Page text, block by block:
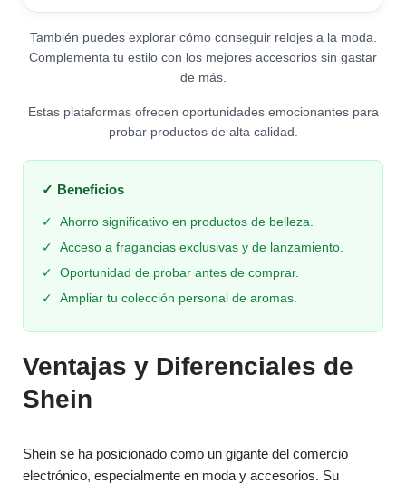
También puedes explorar cómo conseguir relojes a la moda.
Complementa tu estilo con los mejores accesorios sin gastar
de más.
Estas plataformas ofrecen oportunidades emocionantes para
probar productos de alta calidad.
✓ Beneficios
✓
Ahorro significativo en productos de belleza.
✓
Acceso a fragancias exclusivas y de lanzamiento.
✓
Oportunidad de probar antes de comprar.
✓
Ampliar tu colección personal de aromas.
Ventajas y Diferenciales de
Shein
Shein se ha posicionado como un gigante del comercio
electrónico, especialmente en moda y accesorios. Su